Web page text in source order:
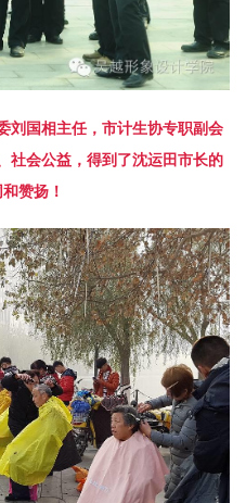
刘国相主任，市计生协专职副会
社会公益 ，得到了沈运田市长的
赞扬！